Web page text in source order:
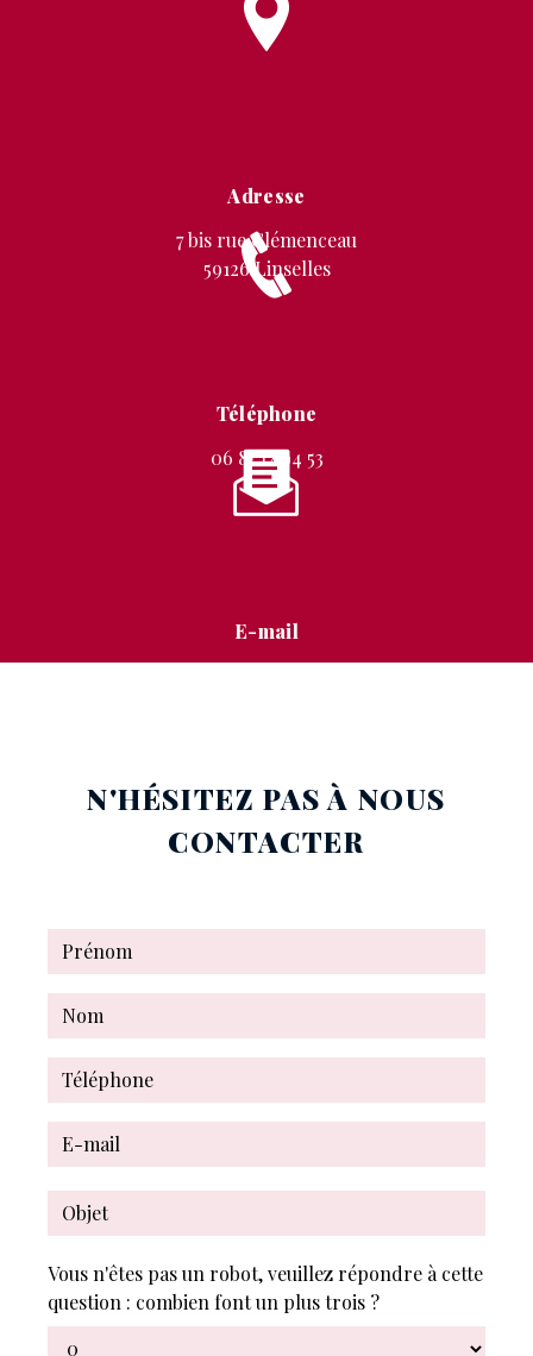
Adresse
7 bis rue Clémenceau
59126 Linselles
Téléphone
06 87 12 94 53
E-mail
N'HÉSITEZ PAS À NOUS
CONTACTER
Vous n'êtes pas un robot, veuillez répondre à cette
question : combien font un plus trois ?